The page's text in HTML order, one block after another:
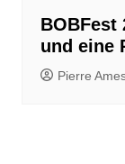
BOBFest
und eine
Pierre